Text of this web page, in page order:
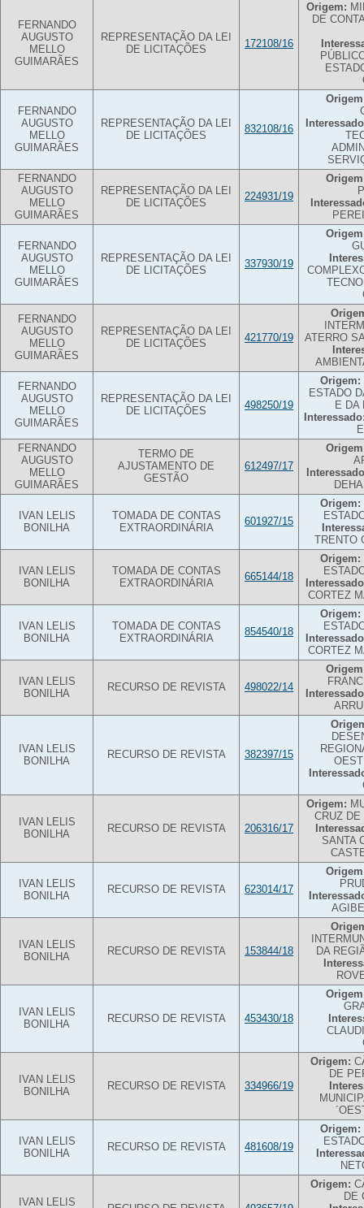
FERNANDO
AUGUSTO
MELLO
GUIMARÃES
REPRESENTAÇÃO DA LEI
DE LICITAÇÕES
172108/16
Origem:
DE
FERNANDO
AUGUSTO
MELLO
GUIMARÃES
REPRESENTAÇÃO DA LEI
DE LICITAÇÕES
832108/16
FERNANDO
AUGUSTO
MELLO
GUIMARÃES
REPRESENTAÇÃO DA LEI
DE LICITAÇÕES
224931/19
FERNANDO
AUGUSTO
MELLO
GUIMARÃES
REPRESENTAÇÃO DA LEI
DE LICITAÇÕES
337930/19
FERNANDO
AUGUSTO
MELLO
GUIMARÃES
REPRESENTAÇÃO DA LEI
DE LICITAÇÕES
421770/19
ATERRO
FERNANDO
AUGUSTO
MELLO
GUIMARÃES
REPRESENTAÇÃO DA LEI
DE LICITAÇÕES
498250/19
Origem:
ESTADO
E DA
FERNANDO
AUGUSTO
MELLO
GUIMARÃES
TERMO DE
AJUSTAMENTO DE
GESTÃO
612497/17
IVAN LELIS
BONILHA
TOMADA DE CONTAS
EXTRAORDINÁRIA
601927/15
Origem:
TRENTO
IVAN LELIS
BONILHA
TOMADA DE CONTAS
EXTRAORDINÁRIA
665144/18
Origem:
CORTEZ
IVAN LELIS
BONILHA
TOMADA DE CONTAS
EXTRAORDINÁRIA
854540/18
Origem:
CORTEZ
IVAN LELIS
BONILHA
RECURSO DE REVISTA 498022/14
IVAN LELIS
BONILHA
RECURSO DE REVISTA 382397/15
IVAN LELIS
BONILHA
RECURSO DE REVISTA 206316/17
Origem:
CRUZ
SANTA
IVAN LELIS
BONILHA
RECURSO DE REVISTA 623014/17
IVAN LELIS
BONILHA
RECURSO DE REVISTA 153844/18
DA
IVAN LELIS
BONILHA
RECURSO DE REVISTA 453430/18
IVAN LELIS
BONILHA
RECURSO DE REVISTA 334966/19
Origem:
DE
IVAN LELIS
BONILHA
RECURSO DE REVISTA 481608/19
Origem:
IVAN LELIS
Origem:
DE